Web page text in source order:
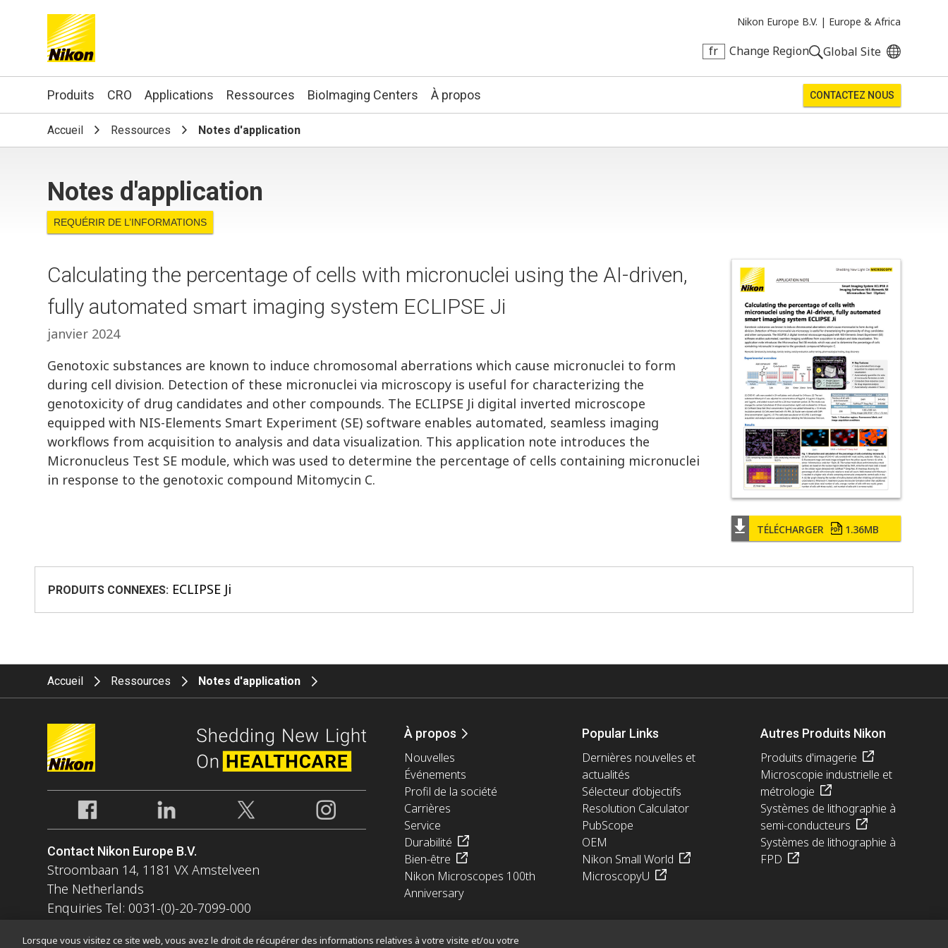
Nikon Europe B.V. | Europe & Africa
fr Change Region Global Site
Search keyword(s)
Produits CRO Applications Ressources BioImaging Centers À propos CONTACTEZ NOUS
Accueil Ressources Notes d'application
Notes d'application
REQUÉRIR DE L’INFORMATIONS
TÉLÉCHARGER 1.36MB
Calculating the percentage of cells with micronuclei using the AI-driven,
fully automated smart imaging system ECLIPSE Ji
janvier 2024
Genotoxic substances are known to induce chromosomal aberrations which cause micronuclei to form
during cell division. Detection of these micronuclei via microscopy is useful for characterizing the
genotoxicity of drug candidates and other compounds. The ECLIPSE Ji digital inverted microscope
equipped with NIS-Elements Smart Experiment (SE) software enables automated, seamless imaging
workflows from acquisition to analysis and data visualization. This application note introduces the
Micronucleus Test SE module, which was used to determine the percentage of cells containing micronuclei
in response to the genotoxic compound Mitomycin C.
PRODUITS CONNEXES: ECLIPSE Ji
Accueil Ressources Notes d'application
Contact Nikon Europe B.V.
Stroombaan 14, 1181 VX Amstelveen
The Netherlands
Enquiries Tel: 0031-(0)-20-7099-000
À propos
Nouvelles
Événements
Profil de la société
Carrières
Service
Durabilité
Bien-être
Nikon Microscopes 100th
Anniversary
Popular Links
Dernières nouvelles et
actualités
Sélecteur d’objectifs
Resolution Calculator
PubScope
OEM
Nikon Small World
MicroscopyU
Autres Produits Nikon
Produits d'imagerie
Microscopie industrielle et
métrologie
Systèmes de lithographie à
semi-conducteurs
Systèmes de lithographie à
FPD
Lorsque vous visitez ce site web, vous avez le droit de récupérer des informations relatives à votre visite et/ou votre